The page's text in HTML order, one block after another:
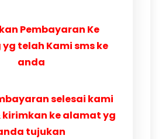
Pembayaran Ke
yg telah Kami sms ke
anda
selesai kami
kirimkan ke alamat yg
tujukan